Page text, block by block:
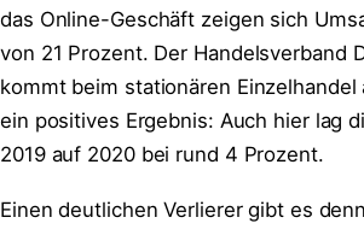
das Online-Geschäft zeigen sich
von 21 Prozent. Der Handelsverband
kommt beim stationären
ein positives Ergebnis: Auch hier lag
2019 auf 2020 bei rund 4 Prozent.
Einen deutlichen Verlierer gibt es